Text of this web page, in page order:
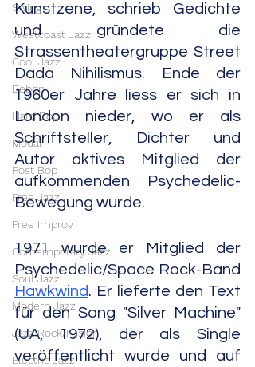
Swing
Westcoast Jazz
Cool Jazz
Bebop
Hard Bop
Modal
Post Bop
Free Jazz
Free Improv
Contemporary Jazz
Soul Jazz
Modern Jazz
Jazz Rock/Fusion
Electric Jazz
Kunstzene, schrieb Gedichte
und gründete die
Strassentheatergruppe Street
Dada Nihilismus. Ende der
1960er Jahre liess er sich in
London nieder, wo er als
Schriftsteller, Dichter und
Autor aktives Mitglied der
aufkommenden Psychedelic-
Bewegung wurde.
1971 wurde er Mitglied der
Hawkwind. Er lieferte den Text
für den Song "Silver Machine"
(UA, 1972), der als Single
veröffentlicht wurde und auf